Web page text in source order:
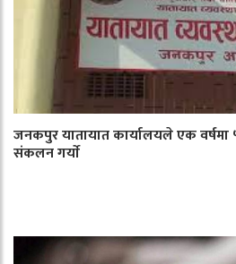
जनकपुर यातायात कार्यालयले एक वर्षमा
संकलन गर्याे